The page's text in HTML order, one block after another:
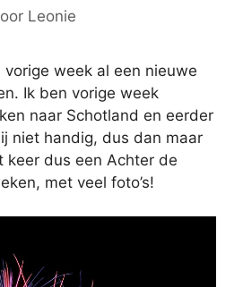
Leonie
week al een nieuwe
Ik ben vorige week
naar Schotland en eerder
niet handig, dus dan maar
keer dus een Achter de
met veel foto’s!